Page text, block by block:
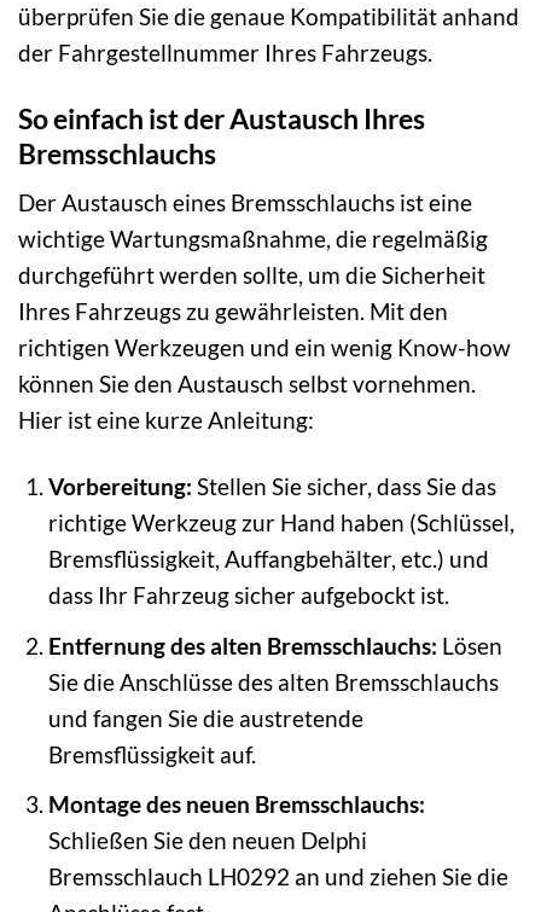
überprüfen Sie die genaue Kompatibilität anhand
der Fahrgestellnummer Ihres Fahrzeugs.
So einfach ist der Austausch Ihres
Bremsschlauchs
Der Austausch eines Bremsschlauchs ist eine
wichtige Wartungsmaßnahme, die regelmäßig
durchgeführt werden sollte, um die Sicherheit
Ihres Fahrzeugs zu gewährleisten. Mit den
richtigen Werkzeugen und ein wenig Know-how
können Sie den Austausch selbst vornehmen.
Hier ist eine kurze Anleitung:
Vorbereitung: Stellen Sie sicher, dass Sie das
richtige Werkzeug zur Hand haben (Schlüssel,
Bremsflüssigkeit, Auffangbehälter, etc.) und
dass Ihr Fahrzeug sicher aufgebockt ist.
Entfernung des alten Bremsschlauchs: Lösen
Sie die Anschlüsse des alten Bremsschlauchs
und fangen Sie die austretende
Bremsflüssigkeit auf.
Montage des neuen Bremsschlauchs:
Schließen Sie den neuen Delphi
Bremsschlauch LH0292 an und ziehen Sie die